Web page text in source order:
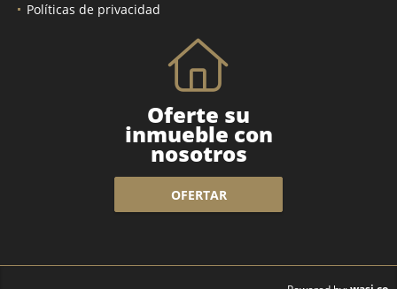
Políticas de privacidad
Oferte su
inmueble con
nosotros
OFERTAR